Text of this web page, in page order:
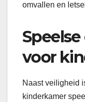
omvallen en
voor
Naast veiligheid
kinderkamer